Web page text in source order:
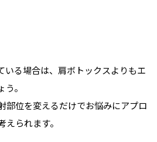
いる場合は、肩ボトックスよりもエ
。
部位を変えるだけでお悩みにアプロ
られます。